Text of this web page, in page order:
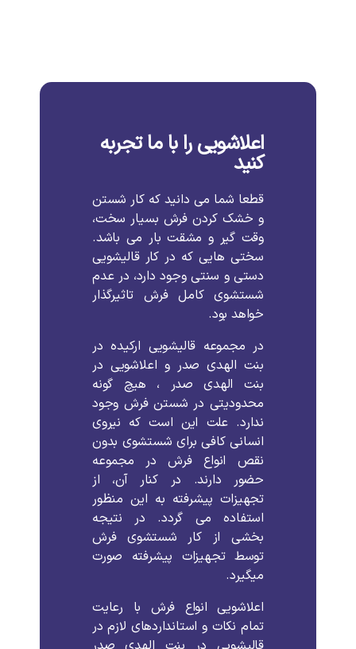
اعلاشویی را با ما تجربه
کنید
قطعا شما می دانید که کار شستن
و خشک کردن فرش بسیار سخت،
وقت گیر و مشقت بار می باشد.
سختی هایی که در کار قالیشویی
دستی و سنتی وجود دارد، در عدم
شستشوی کامل فرش تاثیرگذار
خواهد بود.
در مجموعه قالیشویی ارکیده در
بنت الهدی صدر و اعلاشویی در
بنت الهدی صدر ، هیچ گونه
محدودیتی در شستن فرش وجود
ندارد. علت این است که نیروی
انسانی کافی برای شستشوی بدون
نقص انواع فرش در مجموعه
حضور دارند. در کنار آن، از
تجهیزات پیشرفته به این منظور
استفاده می گردد. در نتیجه
بخشی از کار شستشوی فرش
توسط تجهیزات پیشرفته صورت
میگیرد.
اعلاشویی انواع فرش با رعایت
تمام نکات و استانداردهای لازم در